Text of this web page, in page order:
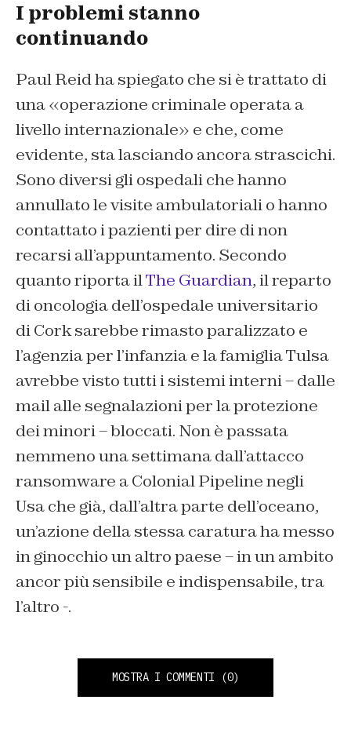
I problemi stanno
continuando
Paul Reid ha spiegato che si è trattato di
una «operazione criminale operata a
livello internazionale» e che, come
evidente, sta lasciando ancora strascichi.
Sono diversi gli ospedali che hanno
annullato le visite ambulatoriali o hanno
contattato i pazienti per dire di non
recarsi all’appuntamento. Secondo
quanto riporta ilThe Guardian, il reparto
di oncologia dell’ospedale universitario
di Cork sarebbe rimasto paralizzato e
l’agenzia per l’infanzia e la famiglia Tulsa
avrebbe visto tutti i sistemi interni – dalle
mail alle segnalazioni per la protezione
dei minori – bloccati. Non è passata
nemmeno una settimana dall’attacco
ransomware a Colonial Pipeline negli
Usa che già, dall’altra parte dell’oceano,
un’azione della stessa caratura ha messo
in ginocchio un altro paese – in un ambito
ancor più sensibile e indispensabile, tra
l’altro -.
MOSTRA I COMMENTI (0)